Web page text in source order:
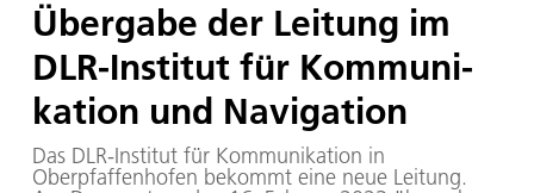
Über­ga­be der Lei­tung im
DLR-In­sti­tut für Kom­mu­ni­
ka­ti­on und Na­vi­ga­ti­on
Das DLR-Institut für Kommunikation in
Oberpfaffenhofen bekommt eine neue Leitung.